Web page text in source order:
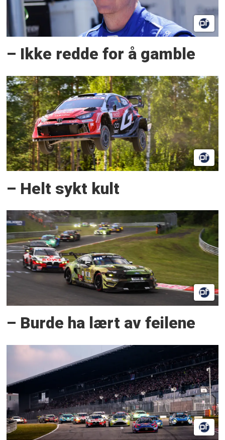
– Ikke redde for å gamble
– Helt sykt kult
– Burde ha lært av feilene